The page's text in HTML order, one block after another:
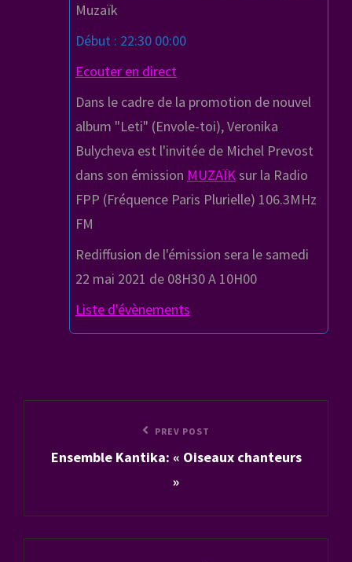
Muzaïk
Début : 22:30 00:00
Ecouter en direct
Dans le cadre de la promotion de nouvel
album "Leti" (Envole-toi), Veronika
Bulycheva est l'invitée de Michel Prevost
dans son émission MUZAÏKsur la Radio
FPP (Fréquence Paris Plurielle) 106.3MHz
FM
Rediffusion de l'émission sera le samedi
22 mai 2021 de 08H30 A 10H00
Liste d'évènements
Post
PREV POST
Ensemble Kantika: « Oiseaux chanteurs
»